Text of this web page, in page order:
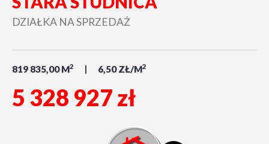
DZIAŁKA NA SPRZEDAŻ
819 835,00 M2 6,50 ZŁ/M2
5 328 927 zł